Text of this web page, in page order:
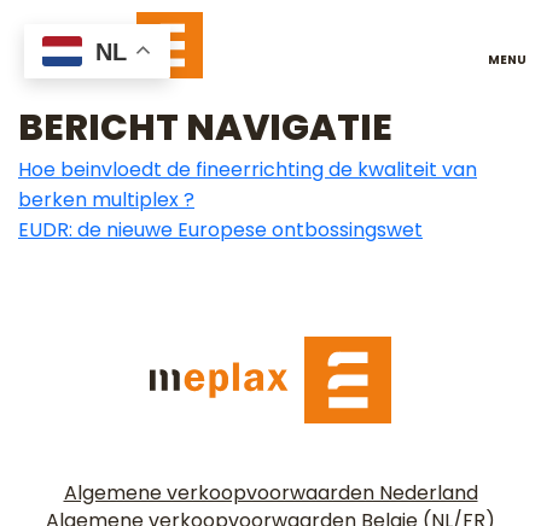
PEFC EN DE EUDR
DDS
BERICHT NAVIGATIE
Hoe beinvloedt de fineerrichting de kwaliteit van
berken multiplex ?
EUDR: de nieuwe Europese ontbossingswet
Algemene verkoopvoorwaarden Nederland
NL